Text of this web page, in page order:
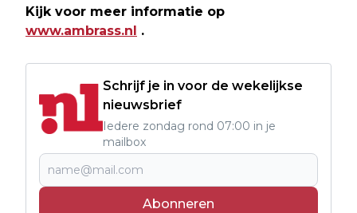
Kijk voor meer informatie op
www.ambrass.nl
.
Schrijf je in voor de wekelijkse
nieuwsbrief
Iedere zondag rond 07:00 in je
mailbox
Abonneren